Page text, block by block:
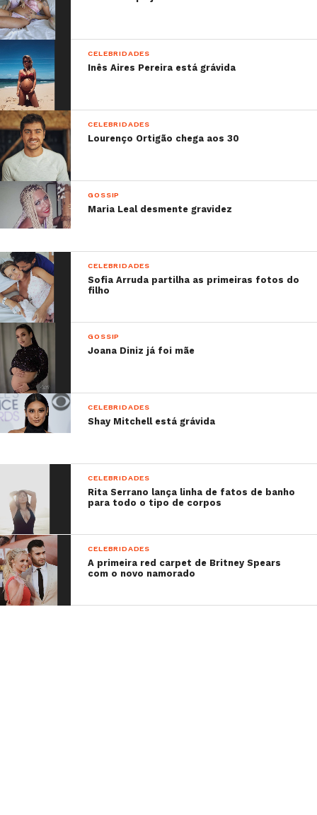
CELEBRIDADES
Inês Aires Pereira está grávida
CELEBRIDADES
Lourenço Ortigão chega aos 30
GOSSIP
Maria Leal desmente gravidez
CELEBRIDADES
Sofia Arruda partilha as primeiras fotos do
filho
GOSSIP
Joana Diniz já foi mãe
CELEBRIDADES
Shay Mitchell está grávida
CELEBRIDADES
Rita Serrano lança linha de fatos de banho
para todo o tipo de corpos
CELEBRIDADES
A primeira red carpet de Britney Spears
com o novo namorado